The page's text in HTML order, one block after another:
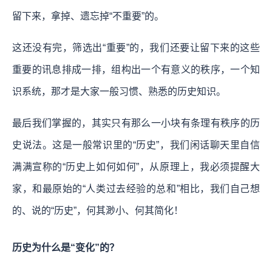
留下来，拿掉、遗忘掉“不重要”的。
这还没有完，筛选出“重要”的，我们还要让留下来的这些
重要的讯息排成一排，组构出一个有意义的秩序，一个知
识系统，那才是大家一般习惯、熟悉的历史知识。
最后我们掌握的，其实只有那么一小块有条理有秩序的历
史说法。这是一般常识里的“历史”，我们闲话聊天里自信
满满宣称的“历史上如何如何”，从原理上，我必须提醒大
家，和最原始的“人类过去经验的总和”相比，我们自己想
的、说的“历史”，何其渺小、何其简化！
历史为什么是“变化”的？